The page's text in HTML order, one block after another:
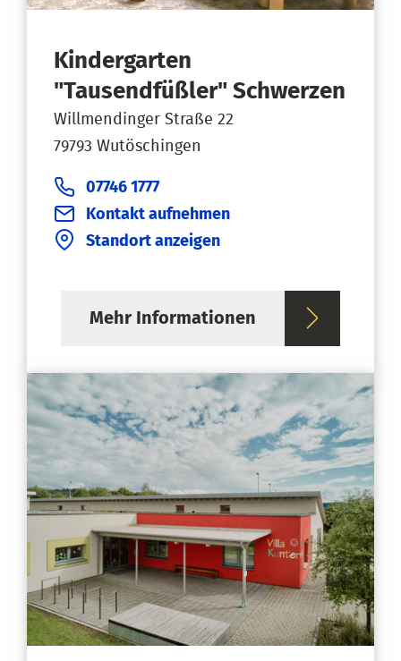
Kindergarten
"Tausendfüßler" Schwerzen
Willmendinger Straße 22
79793 Wutöschingen
07746 1777
Kontakt aufnehmen
Standort anzeigen
Mehr Informationen